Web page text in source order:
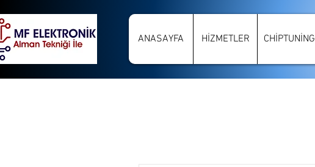
ANASAYFA HİZMETLER CHİPTUNİNG